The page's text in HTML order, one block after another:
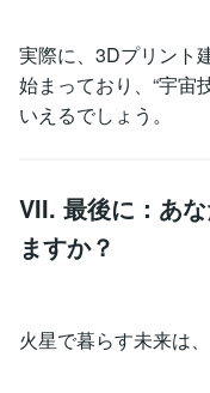
実際に、3Dプリント
始まっており、“宇宙
いえるでしょう。
VII. 最後に：あ
ますか？
火星で暮らす未来は